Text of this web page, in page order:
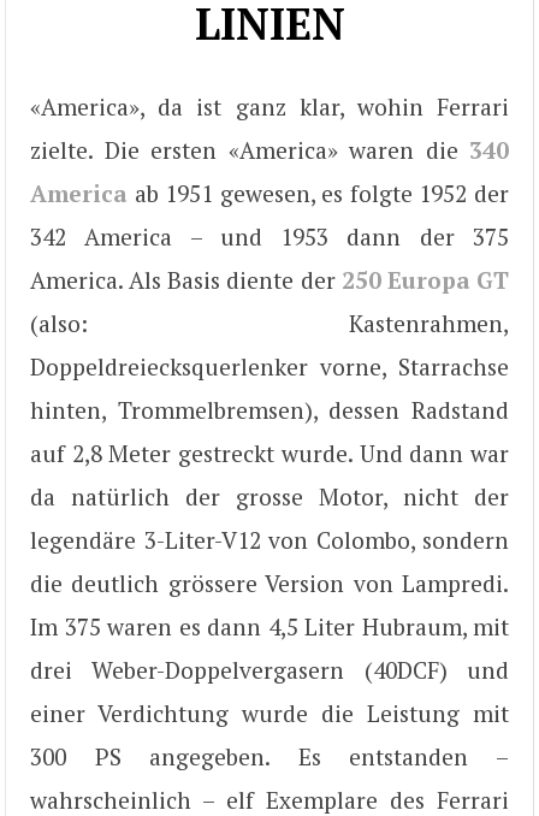
LINIEN
«America», da ist ganz klar, wohin Ferrari
zielte. Die ersten «America» waren die 340
America ab 1951 gewesen, es folgte 1952 der
342 America – und 1953 dann der 375
America. Als Basis diente der 250 Europa GT
(also: Kastenrahmen,
Doppeldreiecksquerlenker vorne, Starrachse
hinten, Trommelbremsen), dessen Radstand
auf 2,8 Meter gestreckt wurde. Und dann war
da natürlich der grosse Motor, nicht der
legendäre 3-Liter-V12 von Colombo, sondern
die deutlich grössere Version von Lampredi.
Im 375 waren es dann 4,5 Liter Hubraum, mit
drei Weber-Doppelvergasern (40DCF) und
einer Verdichtung wurde die Leistung mit
300 PS angegeben. Es entstanden –
wahrscheinlich – elf Exemplare des Ferrari